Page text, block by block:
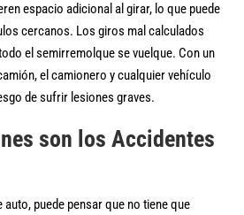
espacio adicional al girar, lo que puede
cercanos. Los giros mal calculados
el semirremolque se vuelque. Con un
el camionero y cualquier vehículo
de sufrir lesiones graves.
son los Accidentes
puede pensar que no tiene que